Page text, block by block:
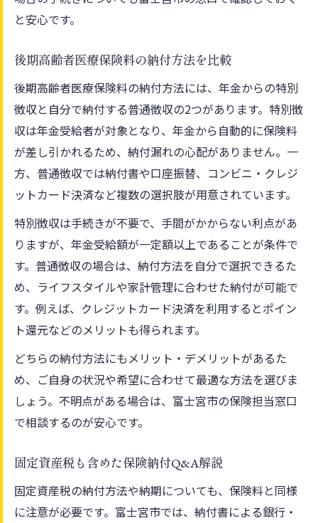
と安心です。
後期高齢者医療保険料の納付方法を比較
後期高齢者医療保険料の納付方法には、年金からの特別
徴収と自分で納付する普通徴収の2つがあります。特別徴
収は年金受給者が対象となり、年金から自動的に保険料
が差し引かれるため、納付漏れの心配がありません。一
方、普通徴収では納付書や口座振替、コンビニ・クレジ
ットカード決済など複数の選択肢が用意されています。
特別徴収は手続きが不要で、手間がかからない利点があ
りますが、年金受給額が一定額以上であることが条件で
す。普通徴収の場合は、納付方法を自分で選択できるた
め、ライフスタイルや家計管理に合わせた納付が可能で
す。例えば、クレジットカード決済を利用するとポイン
ト還元などのメリットも得られます。
どちらの納付方法にもメリット・デメリットがあるた
め、ご自身の状況や希望に合わせて最適な方法を選びま
しょう。不明点がある場合は、富士宮市の保険担当窓口
で相談するのが安心です。
固定資産税も含めた保険納付Q&A解説
固定資産税の納付方法や納期についても、保険料と同様
に注意が必要です。富士宮市では、納付書による銀行・